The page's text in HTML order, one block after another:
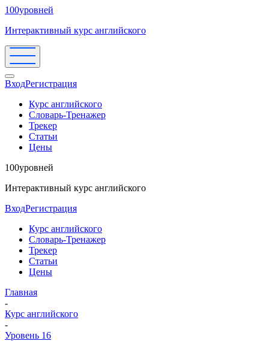
100уровней
Интерактивный курс английского
ВходРегистрация
Курс английского
Словарь-Тренажер
Трекер
Статьи
Цены
100уровней
Интерактивный курс английского
ВходРегистрация
Курс английского
Словарь-Тренажер
Трекер
Статьи
Цены
Главная
-
Курс английского
-
Уровень 16